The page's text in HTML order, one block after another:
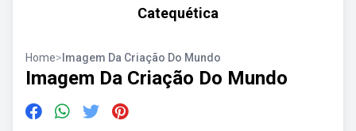
Catequética
Home> Imagem Da Criação Do Mundo
Imagem Da Criação Do Mundo